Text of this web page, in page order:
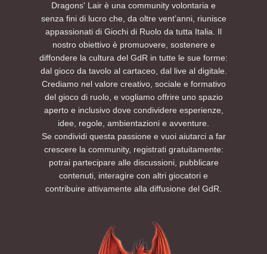
Dragons' Lair è una community volontaria e
senza fini di lucro che, da oltre vent’anni, riunisce
appassionati di Giochi di Ruolo da tutta Italia. Il
nostro obiettivo è promuovere, sostenere e
diffondere la cultura del GdR in tutte le sue forme:
dal gioco da tavolo al cartaceo, dal live al digitale.
Crediamo nel valore creativo, sociale e formativo
del gioco di ruolo, e vogliamo offrire uno spazio
aperto e inclusivo dove condividere esperienze,
idee, regole, ambientazioni e avventure.
Se condividi questa passione e vuoi aiutarci a far
crescere la community, registrati gratuitamente:
potrai partecipare alle discussioni, pubblicare
contenuti, interagire con altri giocatori e
contribuire attivamente alla diffusione del GdR.